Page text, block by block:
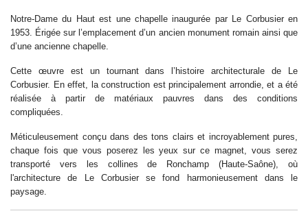
Notre-Dame du Haut est une chapelle inaugurée par Le Corbusier en
1953. Érigée sur l’emplacement d’un ancien monument romain ainsi que
d’une ancienne chapelle.
Cette œuvre est un tournant dans l’histoire architecturale de Le
Corbusier. En effet, la construction est principalement arrondie, et a été
réalisée à partir de matériaux pauvres dans des conditions
compliquées.
Méticuleusement conçu dans des tons clairs et incroyablement pures,
chaque fois que vous poserez les yeux sur ce magnet, vous serez
transporté vers les collines de Ronchamp (Haute-Saône), où
l'architecture de Le Corbusier se fond harmonieusement dans le
paysage.